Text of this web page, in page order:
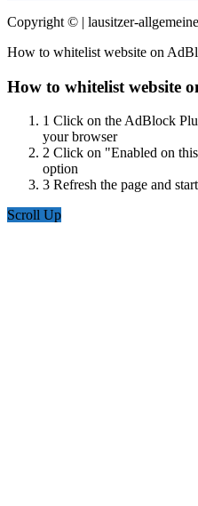
Copyright © | lausitzer-
How to whitelist website on
How to whitelist website
1 Click on the AdBlock
your browser
2 Click on "Enabled on
option
3 Refresh the page and
Scroll Up